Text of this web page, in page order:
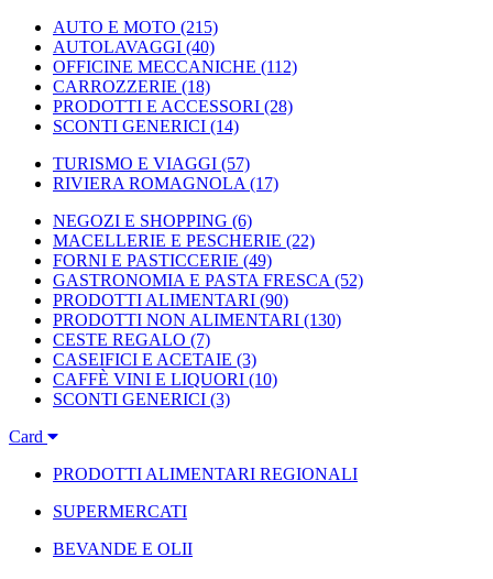
AUTO E MOTO (215)
AUTOLAVAGGI (40)
OFFICINE MECCANICHE (112)
CARROZZERIE (18)
PRODOTTI E ACCESSORI (28)
SCONTI GENERICI (14)
TURISMO E VIAGGI (57)
RIVIERA ROMAGNOLA (17)
NEGOZI E SHOPPING (6)
MACELLERIE E PESCHERIE (22)
FORNI E PASTICCERIE (49)
GASTRONOMIA E PASTA FRESCA (52)
PRODOTTI ALIMENTARI (90)
PRODOTTI NON ALIMENTARI (130)
CESTE REGALO (7)
CASEIFICI E ACETAIE (3)
CAFFÈ VINI E LIQUORI (10)
SCONTI GENERICI (3)
Card
PRODOTTI ALIMENTARI REGIONALI
SUPERMERCATI
BEVANDE E OLII